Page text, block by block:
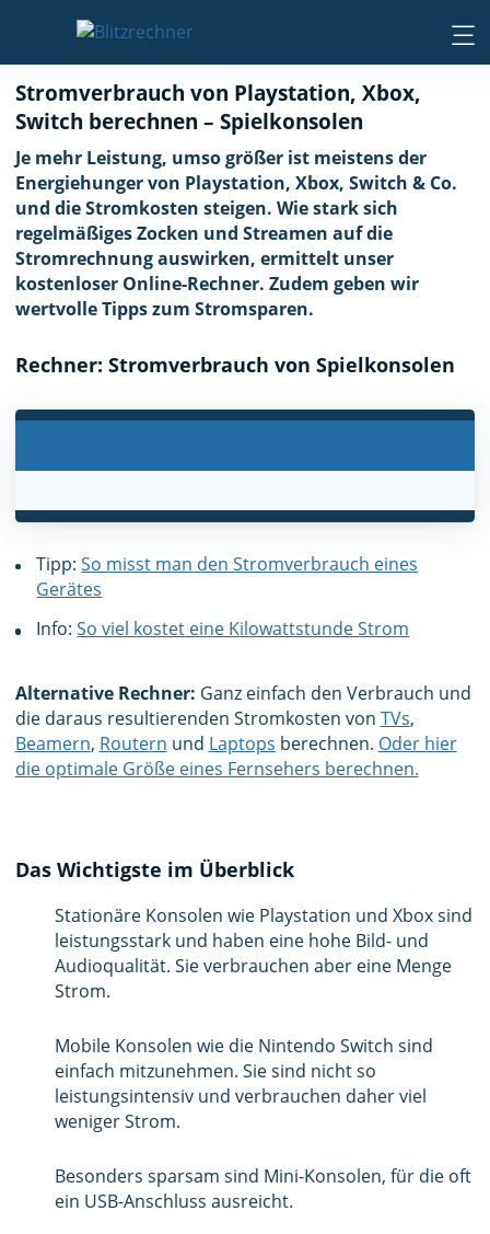
Stromverbrauch von Playstation, Xbox,
Switch berechnen – Spielkonsolen
Je mehr Leistung, umso größer ist meistens der
Energiehunger von Playstation, Xbox, Switch & Co.
und die Stromkosten steigen. Wie stark sich
regelmäßiges Zocken und Streamen auf die
Stromrechnung auswirken, ermittelt unser
kostenloser Online-Rechner. Zudem geben wir
wertvolle Tipps zum Stromsparen.
Rechner: Stromverbrauch von Spielkonsolen
Tipp:So misst man den Stromverbrauch eines
Gerätes
Info:So viel kostet eine Kilowattstunde Strom
Alternative Rechner: Ganz einfach den Verbrauch und
die daraus resultierenden Stromkosten von TVs,
Beamern, Routern und Laptops berechnen. Oder hier
die optimale Größe eines Fernsehers berechnen.
Das Wichtigste im Überblick
Stationäre Konsolen wie Playstation und Xbox sind
leistungsstark und haben eine hohe Bild- und
Audioqualität. Sie verbrauchen aber eine Menge
Strom.
Mobile Konsolen wie die Nintendo Switch sind
einfach mitzunehmen. Sie sind nicht so
leistungsintensiv und verbrauchen daher viel
weniger Strom.
Besonders sparsam sind Mini-Konsolen, für die oft
ein USB-Anschluss ausreicht.